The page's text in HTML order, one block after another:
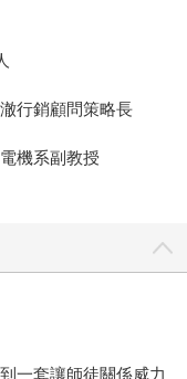
行銷顧問策略長
機系副教授
一套讓師徒關係威力